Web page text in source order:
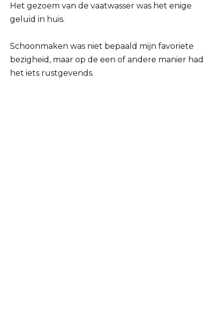
Het gezoem van de vaatwasser was het enige
geluid in huis.
Schoonmaken was niet bepaald mijn favoriete
bezigheid, maar op de een of andere manier had
het iets rustgevends.